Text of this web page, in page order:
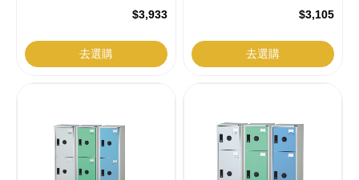
$3,933
去選購
$3,105
去選購